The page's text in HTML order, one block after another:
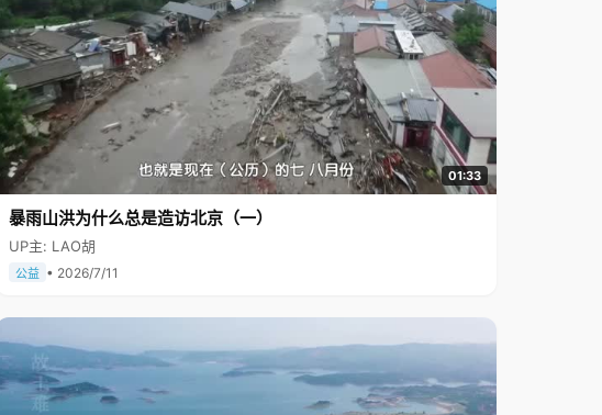
01:33
暴雨山洪为什么总是造访北京（一）
UP主: LAO胡
公益 • 2026/7/11